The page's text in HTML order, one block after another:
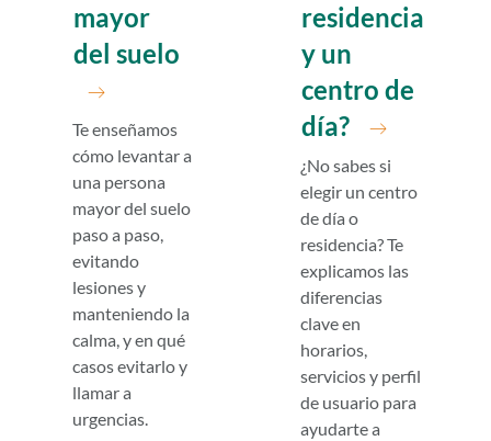
mayor
del suelo
Te enseñamos
cómo levantar a
una persona
mayor del suelo
paso a paso,
evitando
lesiones y
manteniendo la
calma, y en qué
casos evitarlo y
llamar a
urgencias.
residencia
y un
centro de
día?
¿No sabes si
elegir un centro
de día o
residencia? Te
explicamos las
diferencias
clave en
horarios,
servicios y perfil
de usuario para
ayudarte a